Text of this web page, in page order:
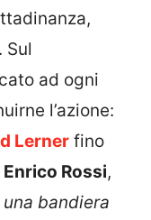
. Sul
ad ogni
l’azione:
Lerner fino
Enrico Rossi,
bandiera